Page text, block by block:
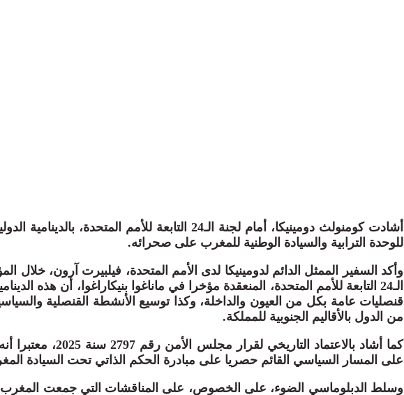
أشادت كومنولث دومينيكا، أمام لجنة الـ24 التابعة للأمم المتحدة،
للوحدة الترابية والسيادة الوطنية للمغرب على صحرائه.
وأكد السفير الممثل الدائم لدومينيكا لدى الأمم المتحدة، فيلبيرت آرون، خلال
الـ24 التابعة للأمم المتحدة، المنعقدة مؤخرا في ماناغوا بنيكاراغوا، أن هذه
قنصليات عامة بكل من العيون والداخلة، وكذا توسيع الأنشطة القنصلية
من الدول بالأقاليم الجنوبية للمملكة.
كما أشاد بالاعتماد التاريخي
على المسار السياسي القائم حصريا على مبادرة الحكم الذاتي تحت السيادة
وسلط الدبلوماسي الضوء، على الخصوص، على المناقشات التي جمعت المغرب